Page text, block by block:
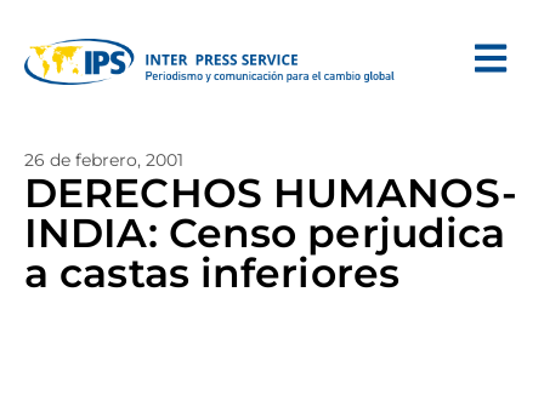
26 de febrero, 2001
DERECHOS HUMANOS-
INDIA: Censo perjudica
a castas inferiores